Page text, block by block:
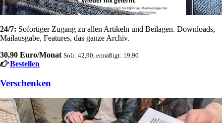
24/7: Sofortiger Zugang zu allen Artikeln und Beilagen. Downloads,
Mailausgabe, Features, das ganze Archiv.
30,90 Euro/Monat Soli: 42,90, ermäßigt: 19,90
Bestellen
Verschenken